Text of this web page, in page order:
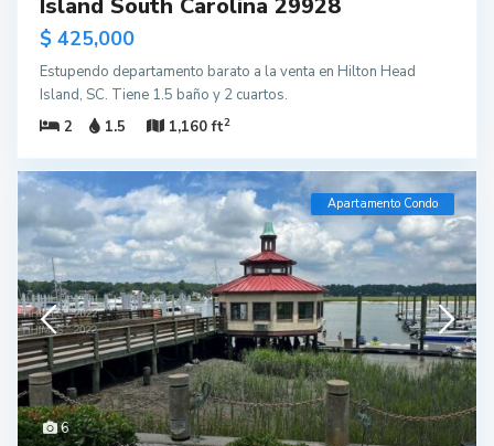
$ 425,000
Estupendo departamento barato a la venta en Hilton Head
Island, SC. Tiene 1.5 baño y 2 cuartos.
2
1.5 1,160 ft2
6
Apartamento Condo